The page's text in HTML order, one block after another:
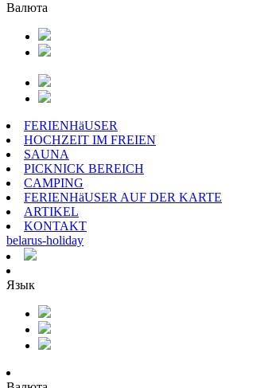
Валюта
FERIENHäUSER
HOCHZEIT IM FREIEN
SAUNA
PICKNICK BEREICH
CAMPING
FERIENHäUSER AUF DER KARTE
ARTIKEL
KONTAKT
belarus-holiday
Язык